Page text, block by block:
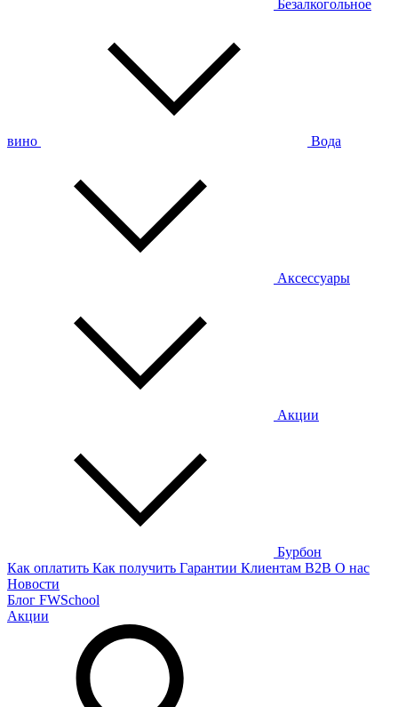
Безалкогольное
вино Вода
Аксессуары
Акции
Бурбон
Как оплатить Как получить Гарантии Клиентам B2B О нас
Новости
Блог FWSchool
Акции